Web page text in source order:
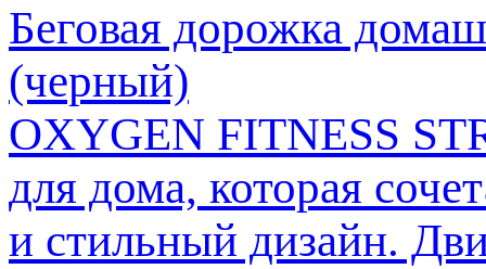
Беговая дорожка
(черный)
OXYGEN FITNESS
для дома, которая
и стильный дизайн.